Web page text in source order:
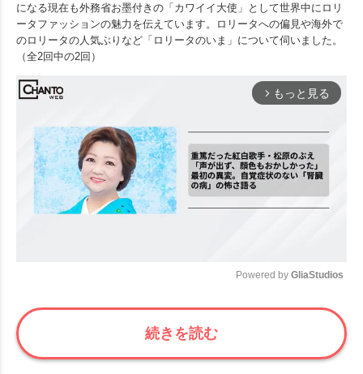
になる現在も外務省お墨付きの「カワイイ大使」として世界中にロリ
ータファッションの魅力を伝えています。ロリータへの偏見や海外で
のロリータの人気ぶりなど「ロリータのいま」について伺いました。
（全2回中の2回）
arrow_forward_ios もっと見る
Mute
Powered by GliaStudios
続きを読む